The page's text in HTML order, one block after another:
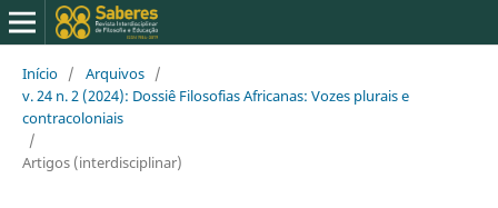
Início / Arquivos /
v. 24 n. 2 (2024): Dossiê Filosofias Africanas: Vozes plurais e
contracoloniais
/
Artigos (interdisciplinar)